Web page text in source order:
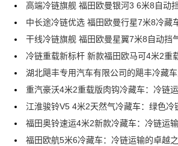
高端冷链旗舰 福田欧曼银河3 6米8自动
中长途冷链优选 福田欧曼行星7米8冷藏
干线冷链旗舰 福田欧曼星翼7米8自动挡气
冷链重载新标杆 新款福田欧马可4米2重
湖北飓丰专用汽车有限公司的飓丰冷藏车
重汽豪沃4米2重载版肉钩冷藏车：冷链
江淮骏铃V5 4米2天然气冷藏车：绿色冷
福田奥铃速运4米2新款冷藏车：冷链运
福田欧航5米6冷藏车：冷链运输的卓越